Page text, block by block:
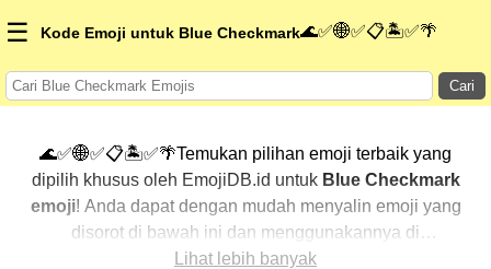
☰ Kode Emoji untuk Blue Checkmark🌊✅🌐✅📋🏝️✅🌴
Cari
🌊✅🌐✅📋🏝️✅🌴Temukan pilihan emoji terbaik yang
dipilih khusus oleh EmojiDB.id untuk Blue Checkmark
emoji! Anda dapat dengan mudah menyalin emoji yang
disorot di bawah ini dan menggunakannya di
percakapan Anda untuk menambahkan sentuhan
Lihat lebih banyak